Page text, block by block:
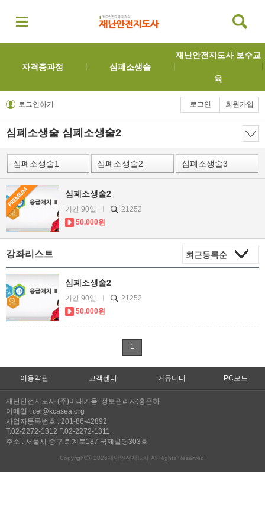
자격증과정 심폐소생술
재난안전지도사 보수교
육
로그인하기 로그인 회원가입
심폐소생술 심폐소생술2
심폐소생술1 심폐소생술2 심폐소생술3
심폐소생술2
기간 90일 ㅣ
21252
50,000원
강좌리스트
심폐소생술2
기간 90일 ㅣ
21252
50,000원
1
이용약관 고객센터 커뮤니티 PC모드
재난안전지도사 (주)미래키움 정보관리자:홍은하
이메일 : cei@kcasea.org
사업자등록번호 : 201-86-42892
T.02-2272-1312 F.02-2272-1311
주소 : 서울시 중구 퇴계로187 국제빌딩303호
Copyrightⓒ 2026재난안전지도사 All Rights Reserved.